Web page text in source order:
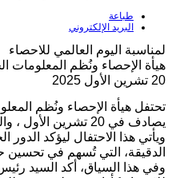
طباعة
البريد الإلكتروني
لمناسبة اليوم العالمي للاحصاء
هيأة الإحصاء ونُظم المعلومات
20 تشرين الأول 2025
تحتفل هيأة الإحصاء ونُظم
يصادف في 20 تشرين الأول ، والذي يُقام هذا العام تحت شعار: "ثقة، بيانات، وابتكار".
ويأتي هذا الاحتفال ليؤكد
الدقيقة، التي تُسهم في تحسين
وفي هذا السياق، أكد السيد